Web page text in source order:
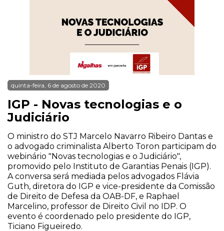
quinta-feira, 6 de agosto de 2020
IGP - Novas tecnologias e o
Judiciário
O ministro do STJ Marcelo Navarro Ribeiro Dantas e
o advogado criminalista Alberto Toron participam do
webinário "Novas tecnologias e o Judiciário",
promovido pelo Instituto de Garantias Penais (IGP).
A conversa será mediada pelos advogados Flávia
Guth, diretora do IGP e vice-presidente da Comissão
de Direito de Defesa da OAB-DF, e Raphael
Marcelino, professor de Direito Civil no IDP. O
evento é coordenado pelo presidente do IGP,
Ticiano Figueiredo.